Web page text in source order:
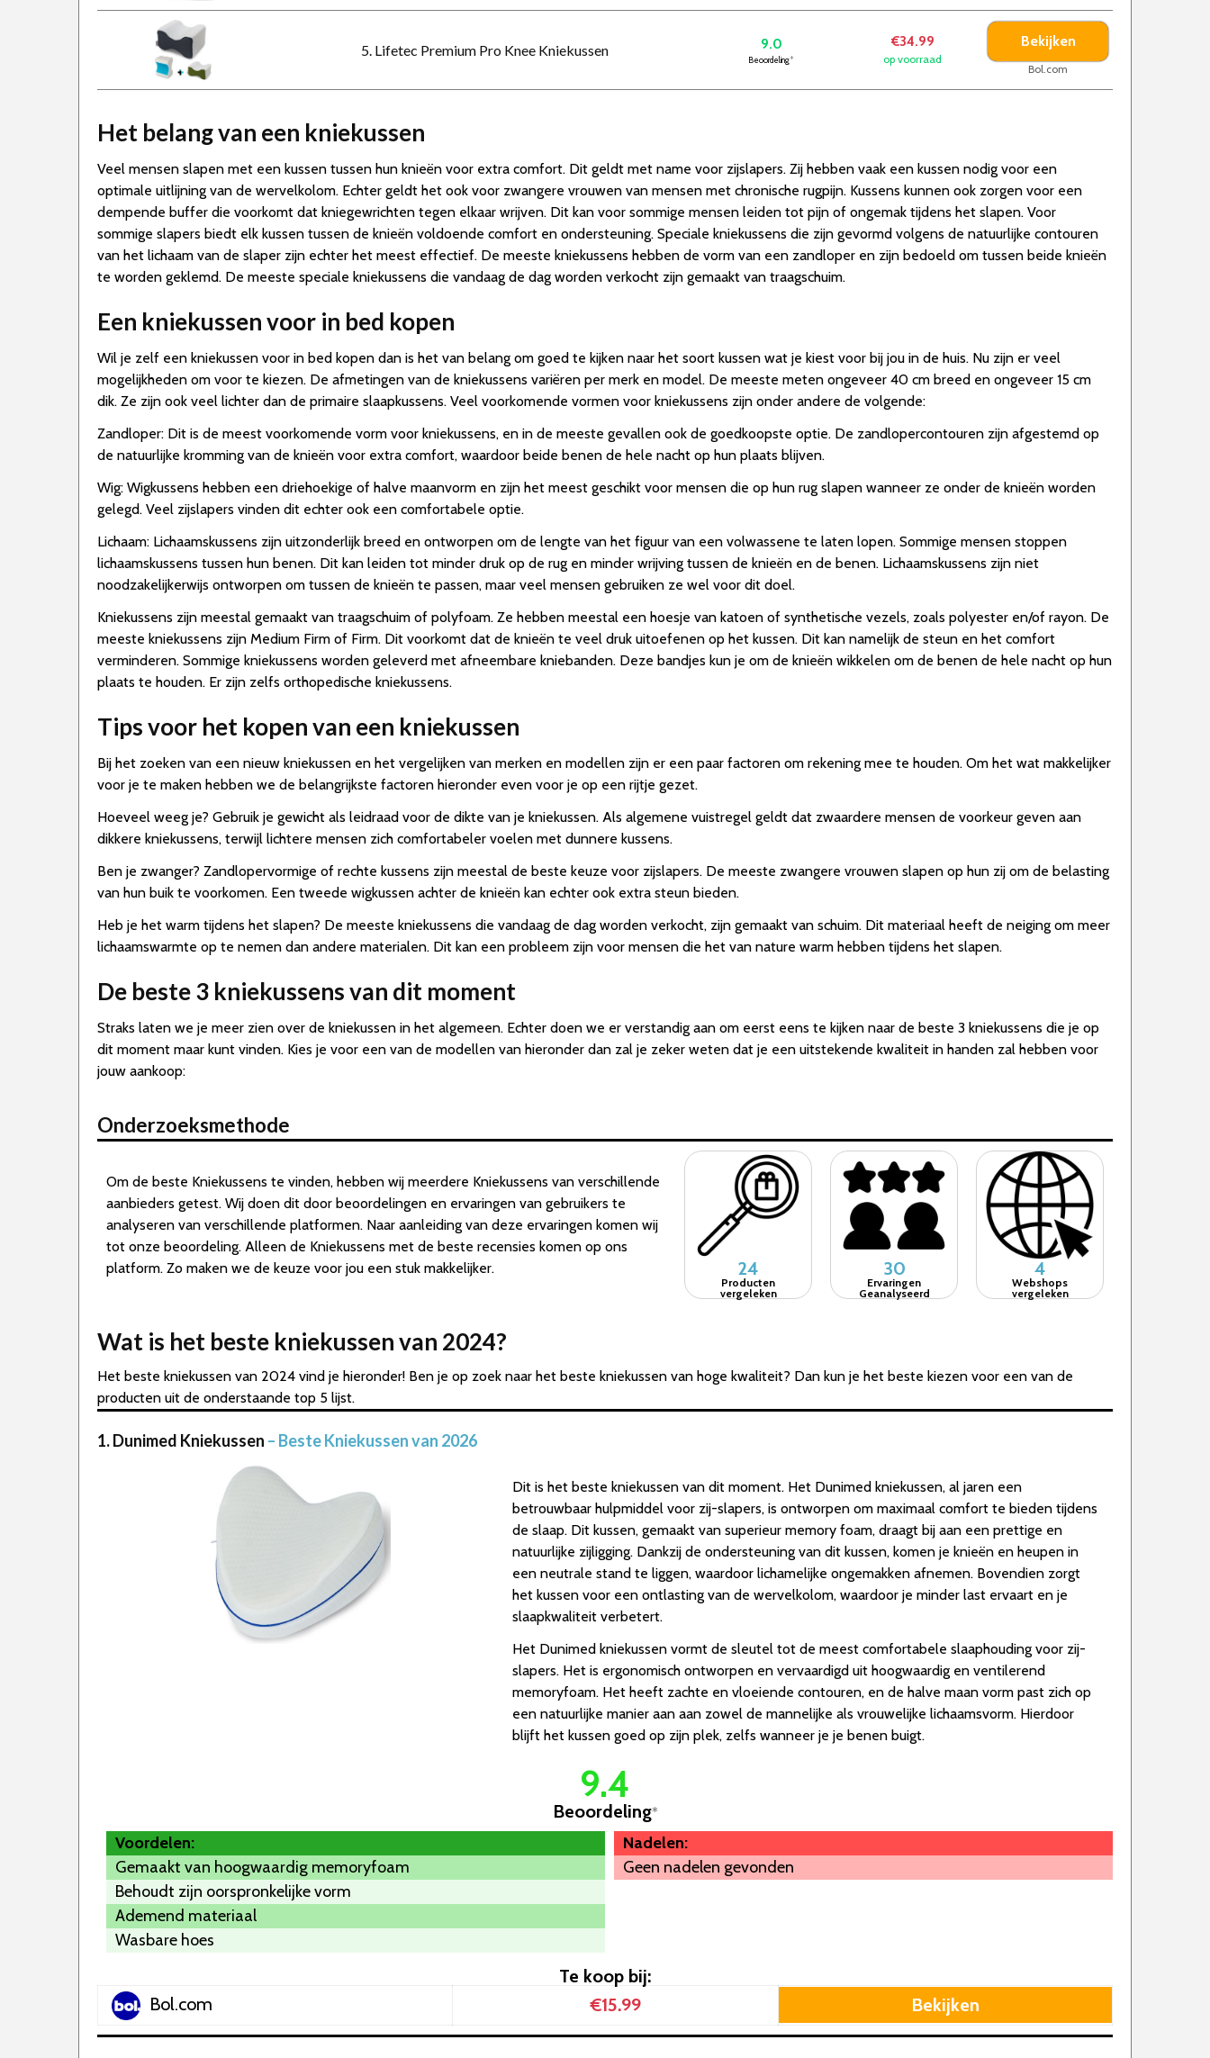
5. Lifetec Premium Pro Knee Kniekussen 9.0
Beoordeling*
€34.99
op voorraad
Bekijken
Bol.com
Het belang van een kniekussen
Veel mensen slapen met een kussen tussen hun knieën voor extra comfort. Dit geldt met name voor zijslapers. Zij hebben vaak een kussen nodig voor een
optimale uitlijning van de wervelkolom. Echter geldt het ook voor zwangere vrouwen van mensen met chronische rugpijn. Kussens kunnen ook zorgen voor een
dempende buffer die voorkomt dat kniegewrichten tegen elkaar wrijven. Dit kan voor sommige mensen leiden tot pijn of ongemak tijdens het slapen. Voor
sommige slapers biedt elk kussen tussen de knieën voldoende comfort en ondersteuning. Speciale kniekussens die zijn gevormd volgens de natuurlijke contouren
van het lichaam van de slaper zijn echter het meest effectief. De meeste kniekussens hebben de vorm van een zandloper en zijn bedoeld om tussen beide knieën
te worden geklemd. De meeste speciale kniekussens die vandaag de dag worden verkocht zijn gemaakt van traagschuim.
Een kniekussen voor in bed kopen
Wil je zelf een kniekussen voor in bed kopen dan is het van belang om goed te kijken naar het soort kussen wat je kiest voor bij jou in de huis. Nu zijn er veel
mogelijkheden om voor te kiezen. De afmetingen van de kniekussens variëren per merk en model. De meeste meten ongeveer 40 cm breed en ongeveer 15 cm
dik. Ze zijn ook veel lichter dan de primaire slaapkussens. Veel voorkomende vormen voor kniekussens zijn onder andere de volgende:
Zandloper: Dit is de meest voorkomende vorm voor kniekussens, en in de meeste gevallen ook de goedkoopste optie. De zandlopercontouren zijn afgestemd op
de natuurlijke kromming van de knieën voor extra comfort, waardoor beide benen de hele nacht op hun plaats blijven.
Wig: Wigkussens hebben een driehoekige of halve maanvorm en zijn het meest geschikt voor mensen die op hun rug slapen wanneer ze onder de knieën worden
gelegd. Veel zijslapers vinden dit echter ook een comfortabele optie.
Lichaam: Lichaamskussens zijn uitzonderlijk breed en ontworpen om de lengte van het figuur van een volwassene te laten lopen. Sommige mensen stoppen
lichaamskussens tussen hun benen. Dit kan leiden tot minder druk op de rug en minder wrijving tussen de knieën en de benen. Lichaamskussens zijn niet
noodzakelijkerwijs ontworpen om tussen de knieën te passen, maar veel mensen gebruiken ze wel voor dit doel.
Kniekussens zijn meestal gemaakt van traagschuim of polyfoam. Ze hebben meestal een hoesje van katoen of synthetische vezels, zoals polyester en/of rayon. De
meeste kniekussens zijn Medium Firm of Firm. Dit voorkomt dat de knieën te veel druk uitoefenen op het kussen. Dit kan namelijk de steun en het comfort
verminderen. Sommige kniekussens worden geleverd met afneembare kniebanden. Deze bandjes kun je om de knieën wikkelen om de benen de hele nacht op hun
plaats te houden. Er zijn zelfs orthopedische kniekussens.
Tips voor het kopen van een kniekussen
Bij het zoeken van een nieuw kniekussen en het vergelijken van merken en modellen zijn er een paar factoren om rekening mee te houden. Om het wat makkelijker
voor je te maken hebben we de belangrijkste factoren hieronder even voor je op een rijtje gezet.
Hoeveel weeg je? Gebruik je gewicht als leidraad voor de dikte van je kniekussen. Als algemene vuistregel geldt dat zwaardere mensen de voorkeur geven aan
dikkere kniekussens, terwijl lichtere mensen zich comfortabeler voelen met dunnere kussens.
Ben je zwanger? Zandlopervormige of rechte kussens zijn meestal de beste keuze voor zijslapers. De meeste zwangere vrouwen slapen op hun zij om de belasting
van hun buik te voorkomen. Een tweede wigkussen achter de knieën kan echter ook extra steun bieden.
Heb je het warm tijdens het slapen? De meeste kniekussens die vandaag de dag worden verkocht, zijn gemaakt van schuim. Dit materiaal heeft de neiging om meer
lichaamswarmte op te nemen dan andere materialen. Dit kan een probleem zijn voor mensen die het van nature warm hebben tijdens het slapen.
De beste 3 kniekussens van dit moment
Straks laten we je meer zien over de kniekussen in het algemeen. Echter doen we er verstandig aan om eerst eens te kijken naar de beste 3 kniekussens die je op
dit moment maar kunt vinden. Kies je voor een van de modellen van hieronder dan zal je zeker weten dat je een uitstekende kwaliteit in handen zal hebben voor
jouw aankoop:
Onderzoeksmethode
Om de beste Kniekussens te vinden, hebben wij meerdere Kniekussens van verschillende
aanbieders getest. Wij doen dit door beoordelingen en ervaringen van gebruikers te
analyseren van verschillende platformen. Naar aanleiding van deze ervaringen komen wij
tot onze beoordeling. Alleen de Kniekussens met de beste recensies komen op ons
platform. Zo maken we de keuze voor jou een stuk makkelijker.
24
Producten
vergeleken
30
Ervaringen
Geanalyseerd
4
Webshops
vergeleken
Wat is het beste kniekussen van 2024?
Het beste kniekussen van 2024 vind je hieronder! Ben je op zoek naar het beste kniekussen van hoge kwaliteit? Dan kun je het beste kiezen voor een van de
producten uit de onderstaande top 5 lijst.
1. Dunimed Kniekussen – Beste Kniekussen van 2026
Dit is het beste kniekussen van dit moment. Het Dunimed kniekussen, al jaren een
betrouwbaar hulpmiddel voor zij-slapers, is ontworpen om maximaal comfort te bieden tijdens
de slaap. Dit kussen, gemaakt van superieur memory foam, draagt bij aan een prettige en
natuurlijke zijligging. Dankzij de ondersteuning van dit kussen, komen je knieën en heupen in
een neutrale stand te liggen, waardoor lichamelijke ongemakken afnemen. Bovendien zorgt
het kussen voor een ontlasting van de wervelkolom, waardoor je minder last ervaart en je
slaapkwaliteit verbetert.
Het Dunimed kniekussen vormt de sleutel tot de meest comfortabele slaaphouding voor zij-
slapers. Het is ergonomisch ontworpen en vervaardigd uit hoogwaardig en ventilerend
memoryfoam. Het heeft zachte en vloeiende contouren, en de halve maan vorm past zich op
een natuurlijke manier aan aan zowel de mannelijke als vrouwelijke lichaamsvorm. Hierdoor
blijft het kussen goed op zijn plek, zelfs wanneer je je benen buigt.
9.4
Beoordeling*
Voordelen:
Gemaakt van hoogwaardig memoryfoam
Behoudt zijn oorspronkelijke vorm
Ademend materiaal
Wasbare hoes
Nadelen:
Geen nadelen gevonden
Te koop bij:
Bol.com
€15.99 Bekijken